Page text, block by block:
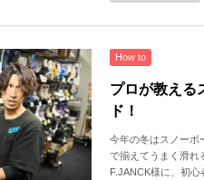
How to
プロが教える
ド！
今年の冬はスノーボ
で揃えてうまく滑れ
F.JANCK様に、初心